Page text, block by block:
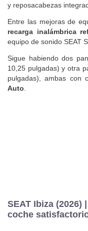
y reposacabezas
Entre las mejoras de
recarga inalámbrica
equipo de sonido SEAT
Sigue habiendo dos
10,25 pulgadas) y otra
pulgadas), ambas con
Auto
SEAT Ibiza (2026)
coche